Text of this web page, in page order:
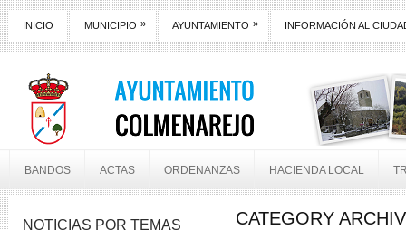
INICIO MUNICIPIO » AYUNTAMIENTO » INFORMACIÓN AL
BANDOS ACTAS ORDENANZAS HACIENDA LOCAL
CATEGORY
NOTICIAS POR TEMAS